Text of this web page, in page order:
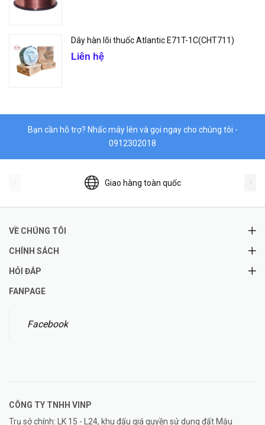
Dây hàn lõi thuốc Atlantic E71T-1C(CHT711)
Liên hệ
Bạn cần hỗ trợ? Nhấc máy lên và gọi ngay cho chúng tôi -
0912302018
Giao hàng toàn quốc
VỀ CHÚNG TÔI
CHÍNH SÁCH
HỎI ĐÁP
FANPAGE
Facebook
CÔNG TY TNHH VINP
Trụ sở chính: LK 15 - L24, khu đấu giá quyền sử dụng đất Mậu